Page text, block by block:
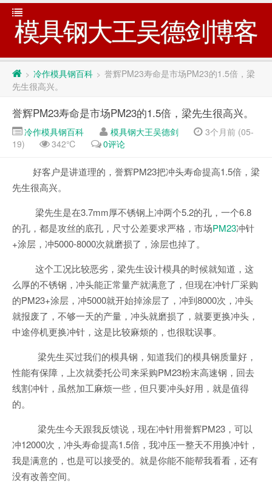
模具钢大王吴德剑博客
> 冷作模具钢百科 > 誉辉PM23寿命是市场PM23的1.5倍，梁
先生很高兴。
誉辉PM23寿命是市场PM23的1.5倍，梁先生很高兴。
冷作模具钢百科 模具钢大王吴德剑
3个月前 (05-
19)
342℃ 0评论
好客户是讲道理的，誉辉PM23把冲头寿命提高1.5倍，梁
先生很高兴。
梁先生是在3.7mm厚不锈钢上冲两个5.2的孔，一个6.8
的孔，都是攻丝的底孔，尺寸公差要求严格，市场PM23冲针
+涂层，冲5000-8000次就磨损了，涂层也掉了。
这个工况比较恶劣，梁先生设计模具的时候就知道，这
么厚的不锈钢，冲头能正常量产就满意了，但现在冲针厂采购
的PM23+涂层，冲5000就开始掉涂层了，冲到8000次，冲头
就报废了，不够一天的产量，冲头就磨损了，就要更换冲头，
中途停机更换冲针，这是比较麻烦的，也很耽误事。
梁先生买过我们的模具钢，知道我们的模具钢质量好，
性能有保障，上次就委托公司来采购PM23粉末高速钢，回去
线割冲针，虽然加工麻烦一些，但只要冲头好用，就是值得
的。
梁先生今天跟我反馈说，现在冲针用誉辉PM23，可以
冲12000次，冲头寿命提高1.5倍，我冲压一整天不用换冲针，
我是满意的，也是可以接受的。就是你能不能帮我看看，还有
没有改善空间。